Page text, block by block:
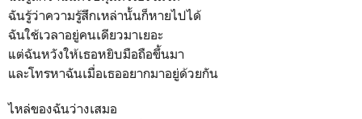
ฉันรู้ว่าความรู้สึกเหล่านั้นก็หายไปได้
ฉันใช้เวลาอยู่คนเดียวมาเยอะ
แต่ฉันหวังให้เธอหยิบมือถือขึ้นมา
และโทรหาฉันเมื่อเธออยากมาอยู่ด้วยกัน
ไหล่ของฉันว่างเสมอ